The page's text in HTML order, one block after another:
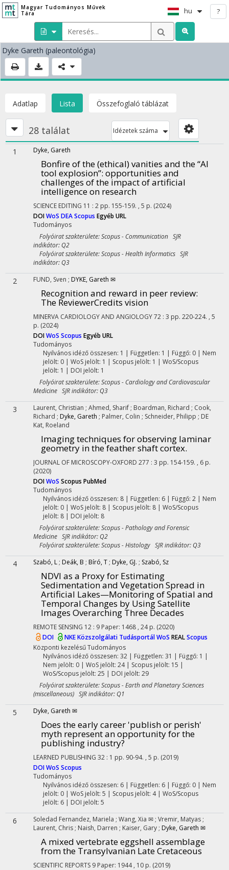
Magyar Tudományos Művek
Tára
hu ?
Dyke Gareth (paleontológia)
Adatlap Lista Összefoglaló táblázat
28 találat Idézetek száma
1 Dyke, Gareth
Bonfire of the (ethical) vanities and the “AI
tool explosion”: opportunities and
challenges of the impact of artificial
intelligence on research
SCIENCE EDITING 11 : 2 pp. 155-159. , 5 p. (2024)
DOIWoS DEAScopus Egyéb URL
Tudományos
Folyóirat szakterülete: Scopus - Communication SJR
indikátor: Q2
Folyóirat szakterülete: Scopus - Health Informatics SJR
indikátor: Q3
2 FUND, Sven ; DYKE, Gareth ✉
Recognition and reward in peer review:
The ReviewerCredits vision
MINERVA CARDIOLOGY AND ANGIOLOGY72 : 3 pp. 220-224. , 5
p. (2024)
DOIWoS Scopus Egyéb URL
Tudományos
Nyilvános idéző összesen: 1 | Független: 1 | Függő: 0 | Nem
jelölt: 0 | WoS jelölt: 1 | Scopus jelölt: 1 | WoS/Scopus
jelölt: 1 | DOI jelölt: 1
Folyóirat szakterülete: Scopus - Cardiology and Cardiovascular
Medicine SJR indikátor: Q3
3 Laurent, Christian ; Ahmed, Sharif ; Boardman, Richard ; Cook,
Richard ; Dyke, Gareth ; Palmer, Colin ; Schneider, Philipp ; DE
Kat, Roeland
Imaging techniques for observing laminar
geometry in the feather shaft cortex.
JOURNAL OF MICROSCOPY-OXFORD 277 : 3 pp. 154-159. , 6 p.
(2020)
DOIWoS Scopus PubMed
Tudományos
Nyilvános idéző összesen: 8| Független: 6 | Függő: 2 | Nem
jelölt: 0 | WoS jelölt: 8 | Scopus jelölt: 8 | WoS/Scopus
jelölt: 8 | DOI jelölt: 8
Folyóirat szakterülete: Scopus - Pathology and Forensic
Medicine SJR indikátor: Q2
Folyóirat szakterülete: Scopus - Histology SJR indikátor: Q3
4 Szabó, L ; Deák, B ; Bíró, T ; Dyke, GJ. ; Szabó, Sz
NDVI as a Proxy for Estimating
Sedimentation and Vegetation Spread in
Artificial Lakes—Monitoring of Spatial and
Temporal Changes by Using Satellite
Images Overarching Three Decades
REMOTE SENSING 12 : 9 Paper: 1468 , 24 p. (2020)
DOI
NKE Közszolgálati TudásportálWoS REALScopus
Központi kezelésűTudományos
Nyilvános idéző összesen: 32| Független: 31 | Függő: 1 |
Nem jelölt: 0 | WoS jelölt: 24 | Scopus jelölt: 15 |
WoS/Scopus jelölt: 25 | DOI jelölt: 29
Folyóirat szakterülete: Scopus - Earth and Planetary Sciences
(miscellaneous) SJR indikátor: Q1
5 Dyke, Gareth ✉
Does the early career 'publish or perish'
myth represent an opportunity for the
publishing industry?
LEARNED PUBLISHING 32 : 1 pp. 90-94. , 5 p. (2019)
DOIWoS Scopus
Tudományos
Nyilvános idéző összesen: 6| Független: 6 | Függő: 0 | Nem
jelölt: 0 | WoS jelölt: 5 | Scopus jelölt: 4 | WoS/Scopus
jelölt: 6 | DOI jelölt: 5
6 Soledad Fernandez, Mariela ; Wang, Xia ✉ ; Vremir, Matyas ;
Laurent, Chris ; Naish, Darren ; Kaiser, Gary ; Dyke, Gareth ✉
A mixed vertebrate eggshell assemblage
from the Transylvanian Late Cretaceous
SCIENTIFIC REPORTS 9 Paper: 1944 , 10 p. (2019)